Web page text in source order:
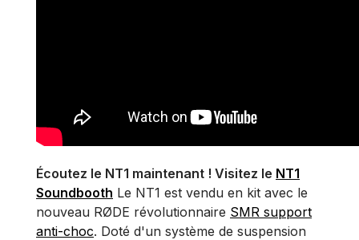
Écoutez le NT1 maintenant ! Visitez le NT1
Soundbooth Le NT1 est vendu en kit avec le
nouveau RØDE révolutionnaire SMR support
anti-choc. Doté d'un système de suspension